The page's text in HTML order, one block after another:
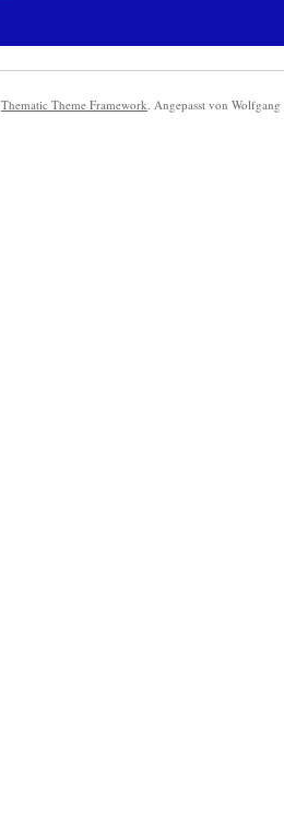
Thematic Theme Framework. Angepasst von